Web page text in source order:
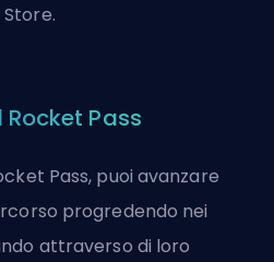
Pass
Pass, puoi avanzare
progredendo nei
attraverso di loro